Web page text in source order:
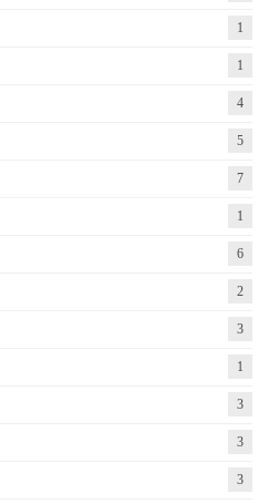
1
1
4
5
7
1
6
2
3
1
3
3
3